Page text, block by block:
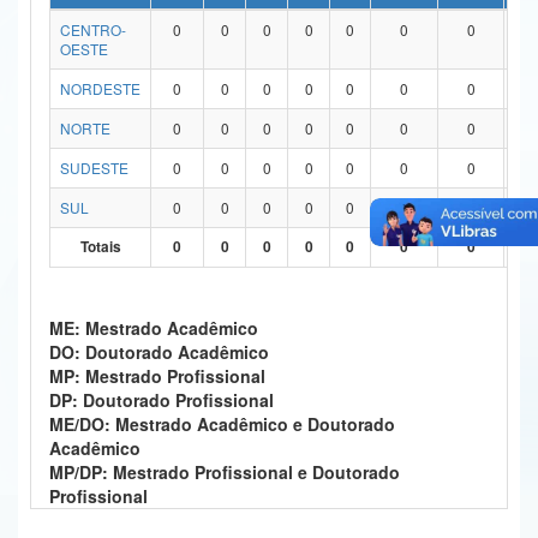
Ministério da Ciência, Tecnologia, Inovações e Comunicações
Ministério do Turismo
Ministério do Desenvolvimento Regional
Ministério da Mulher, da Família e dos Direitos Humanos
Banco Central do Brasil
CENTRO-
OESTE
0 0 0 0 0 0 0
NORDESTE 0 0 0 0 0 0 0
NORTE
0 0 0 0 0 0 0
SUDESTE
0 0 0 0 0 0 0
SUL
0 0 0 0 0 0 0
0
Totais
0 0 0 0 0 0 0 0
ME: Mestrado Acadêmico
DO: Doutorado Acadêmico
MP: Mestrado Profissional
DP: Doutorado Profissional
ME/DO: Mestrado Acadêmico e Doutorado
Acadêmico
MP/DP: Mestrado Profissional e Doutorado
Profissional